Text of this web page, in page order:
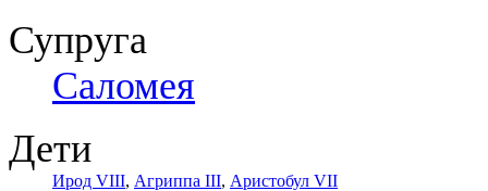
Супруга
Саломея
Дети
Ирод VIII, Агриппа III, Аристобул VII